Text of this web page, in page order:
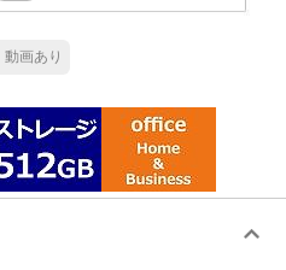
動画あり